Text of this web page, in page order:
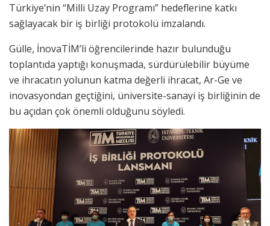
Türkiye’nin “Milli Uzay Programı” hedeflerine katkı
sağlayacak bir iş birliği protokolü imzalandı.
Gülle, İnovaTİM’li öğrencilerinde hazır bulunduğu
toplantıda yaptığı konuşmada, sürdürülebilir büyüme
ve ihracatın yolunun katma değerli ihracat, Ar-Ge ve
inovasyondan geçtiğini, üniversite-sanayi iş birliğinin de
bu açıdan çok önemli olduğunu söyledi.